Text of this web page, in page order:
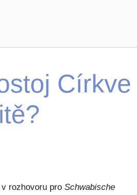
Církve
v rozhovoru proSchwabische